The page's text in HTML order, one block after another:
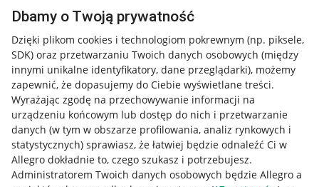
Dbamy o Twoją prywatność
Dzięki plikom cookies i technologiom pokrewnym (np. piksele,
SDK) oraz przetwarzaniu Twoich danych osobowych (między
innymi unikalne identyfikatory, dane przeglądarki), możemy
zapewnić, że dopasujemy do Ciebie wyświetlane treści.
Wyrażając zgodę na przechowywanie informacji na
urządzeniu końcowym lub dostęp do nich i przetwarzanie
danych (w tym w obszarze profilowania, analiz rynkowych i
statystycznych) sprawiasz, że łatwiej będzie odnaleźć Ci w
Allegro dokładnie to, czego szukasz i potrzebujesz.
Administratorem Twoich danych osobowych będzie Allegro a